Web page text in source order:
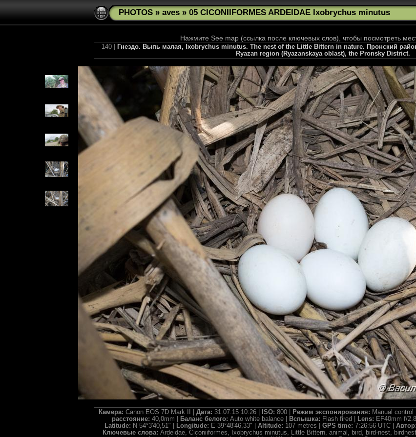
PHOTOS » aves » 05 CICONIIFORMES ARDEIDAE Ixobrychus minutus
Нажмите See map (ссылка после ключевых слов), чтобы посмотреть
140 |
Гнездо. Выпь малая, Ixobrychus minutus. The nest of the Little Bittern in nature. Пронский
Ryazan region (Ryazanskaya oblast), the Pronsky District.
Камера: Canon EOS 7D Mark II | Дата: 31.07.15 10:26 | ISO: 800 | Режим экспонирования: Manual control |
расстояние: 40,0mm | Баланс белого: Auto white balance | Вспышка: Flash fired | Lens: EF40mm f/
Latitude: N 54°3'40,51" | Longitude: E 39°48'46,33" | Altitude: 107 metres | GPS time: 7:26:56 UTC | Автор:
Ключевые слова: Ardeidae, Ciconiiformes, Ixobrychus minutus, Little Bittern, animal, bird, bird-nest,